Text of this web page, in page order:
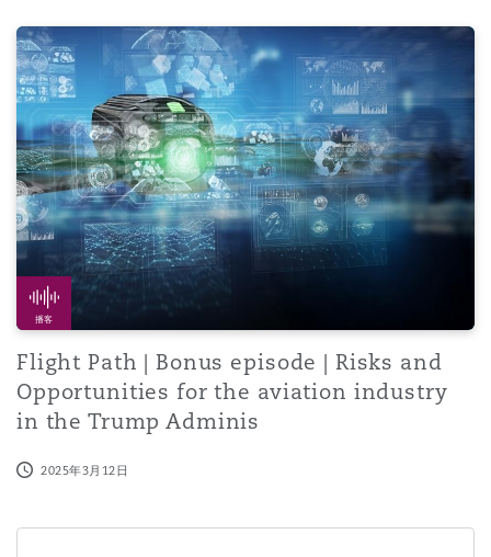
Flight Path | Bonus episode | Risks and Opportunities
播客
Flight Path | Bonus episode | Risks and
Opportunities for the aviation industry
in the Trump Adminis
2025年3月12日